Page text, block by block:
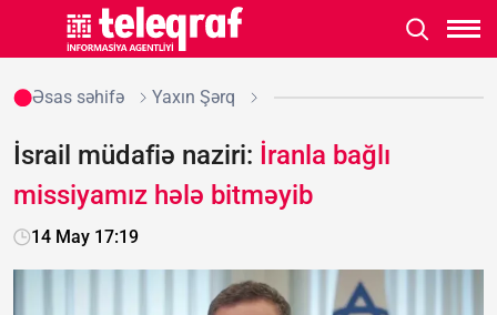
Əsas səhifə Yaxın Şərq
İsrail müdafiə naziri: İranla bağlı
missiyamız hələ bitməyib
14 May 17:19